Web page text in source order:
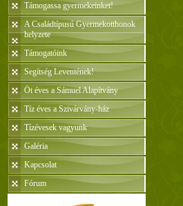
Támogassa gyermekeinket!
A Családtípusú Gyermekotthonok
helyzete
Támogatóink
Segítség Leventének!
Öt éves a Sámuel Alapítvány
Tíz éves a Szivárvány-ház
Tízévesek vagyunk
Galéria
Kapcsolat
Fórum